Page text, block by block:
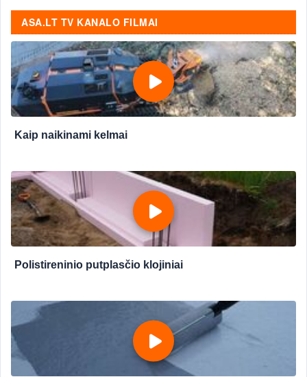
ASA.LT TV KANALO FILMAI
Kaip naikinami kelmai
Polistireninio putplasčio klojiniai